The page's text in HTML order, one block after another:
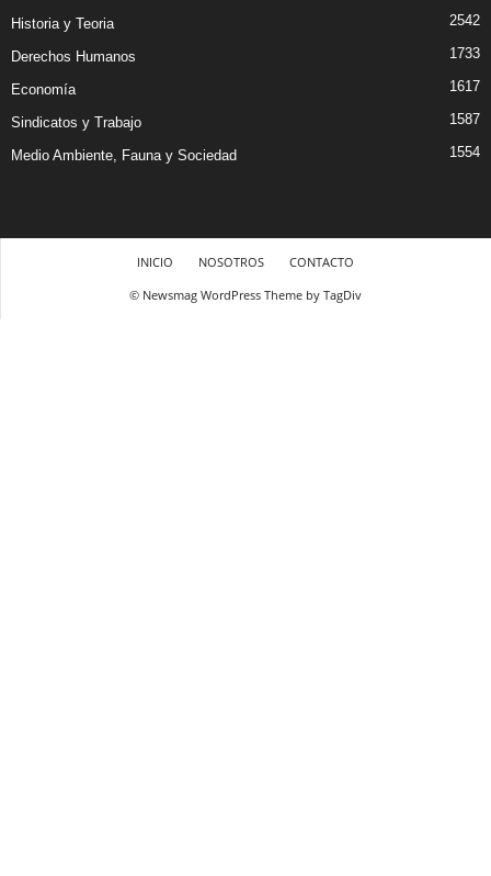
Historia y Teoria 2542
Derechos Humanos 1733
Economía 1617
Sindicatos y Trabajo 1587
Medio Ambiente, Fauna y Sociedad 1554
INICIO NOSOTROS
CONTACTO
© Newsmag WordPress Theme by TagDiv